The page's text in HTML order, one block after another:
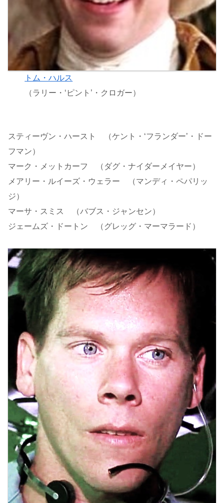
トム・ハルス
（ラリー・‘ピント’・クロガー）
スティーヴン・ハースト （ケント・‘フランダー’・ドー
フマン）
マーク・メットカーフ （ダグ・ナイダーメイヤー）
メアリー・ルイーズ・ウェラー （マンディ・ペパリッ
ジ）
マーサ・スミス （バブス・ジャンセン）
ジェームズ・ドートン （グレッグ・マーマラード）